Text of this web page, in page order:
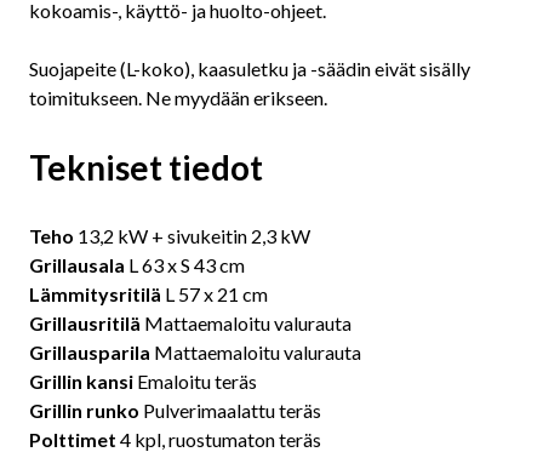
kokoamis-, käyttö- ja huolto-ohjeet.
Suojapeite (L-koko), kaasuletku ja -säädin eivät sisälly
toimitukseen. Ne myydään erikseen.
Tekniset tiedot
Teho 13,2 kW + sivukeitin 2,3 kW
Grillausala L 63 x S 43 cm
Lämmitysritilä L 57 x 21 cm
Grillausritilä Mattaemaloitu valurauta
Grillausparila Mattaemaloitu valurauta
Grillin kansi Emaloitu teräs
Grillin runko Pulverimaalattu teräs
Polttimet 4 kpl, ruostumaton teräs